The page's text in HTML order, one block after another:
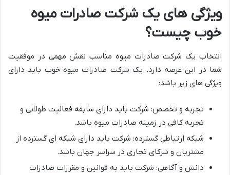
ویژگی های یک شرکت صادرات میوه
خوب چیست؟
انتخاب یک شرکت صادرات میوه مناسب نقش مهمی در موفقیت
شما در این عرصه دارد. یک شرکت صادرات میوه خوب باید دارای
ویژگی های زیر باشد:
تجربه و تخصص: شرکت باید دارای سابقه فعالیت طولانی و
تجربه کافی در زمینه صادرات میوه باشد.
شبکه ارتباطی گسترده: شرکت باید دارای شبکه ای گسترده از
مشتریان و شرکای تجاری در سراسر جهان باشد.
دانش و آگاهی: شرکت باید به قوانین و مقررات صادرات